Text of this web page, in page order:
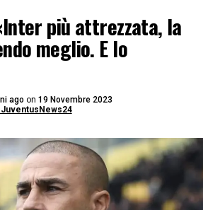
più attrezzata, la
meglio. E lo
ago on 19 Novembre 2023